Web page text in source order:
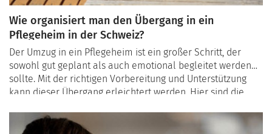
Wie organisiert man den Übergang in ein
Pflegeheim in der Schweiz?
Der Umzug in ein Pflegeheim ist ein großer Schritt, der
sowohl gut geplant als auch emotional begleitet werden
sollte. Mit der richtigen Vorbereitung und Unterstützung
kann dieser Übergang erleichtert werden. Hier sind die
gestalten.